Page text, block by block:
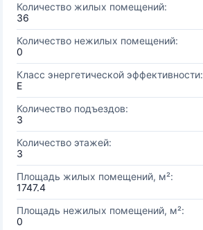
Количество жилых помещений:
36
Количество нежилых помещений:
0
Класс энергетической эффективности:
E
Количество подъездов:
3
Количество этажей:
3
Площадь жилых помещений, м²:
1747.4
Площадь нежилых помещений, м²:
0